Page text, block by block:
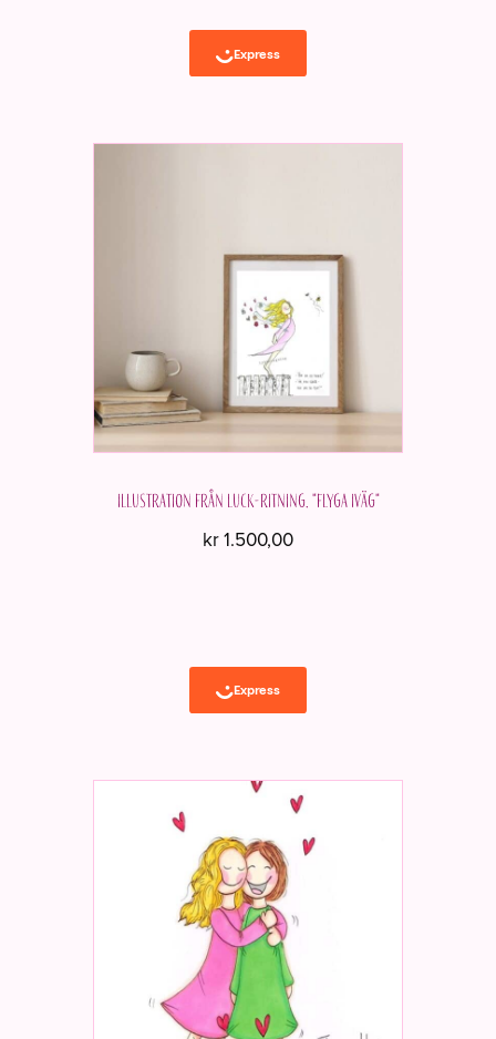
Illustration från Luck-ritning. "Flyga iväg"
kr1.500,00